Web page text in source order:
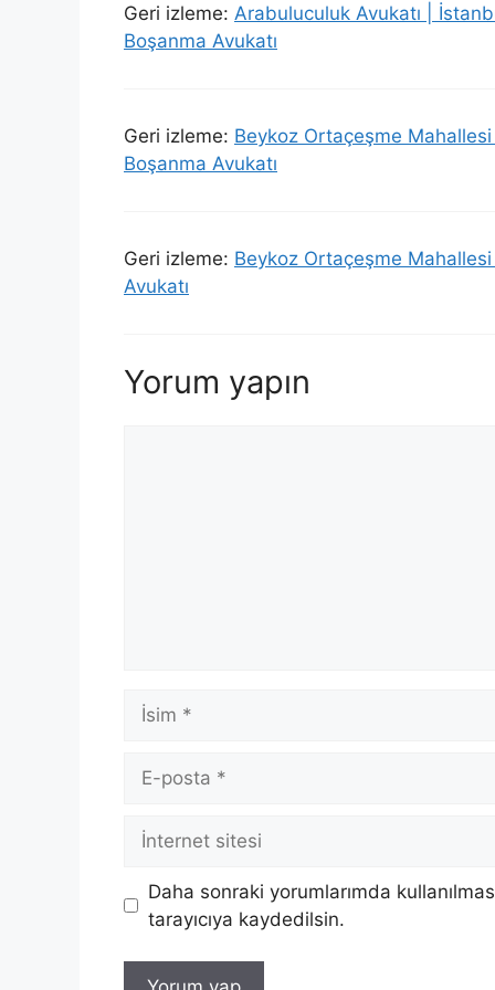
Geri izleme: Arabuluculuk Avukatı |
Boşanma Avukatı
Geri izleme: Beykoz Ortaçeşme
Boşanma Avukatı
Geri izleme: Beykoz Ortaçeşme
Avukatı
Yorum yapın
İsim
posta
İnternet
sitesi
Daha sonraki yorumlarımda
tarayıcıya kaydedilsin.